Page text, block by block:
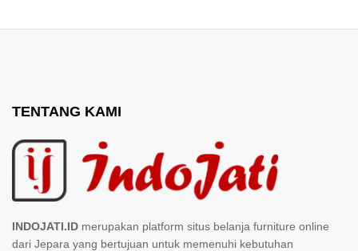
TENTANG KAMI
INDOJATI.ID merupakan platform situs belanja furniture online
dari Jepara yang bertujuan untuk memenuhi kebutuhan